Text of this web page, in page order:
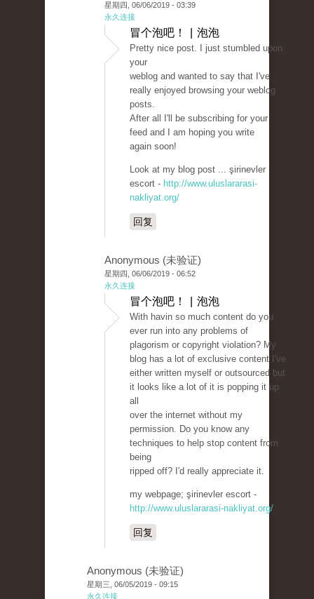
星期四, 06/06/2019 - 03:39
永久连接
冒个泡吧！ | 泡泡
Pretty nice post. I just stumbled upon
your
weblog and wanted to say that I've
really enjoyed browsing your weblog
posts.
After all I'll be subscribing for your
feed and I am hoping you write
again soon!
Look at my blog post ... şirinevler
escort - http://www.uluslararasi-
nakliyat.org/
回复
Anonymous (未验证)
星期四, 06/06/2019 - 06:52
永久连接
冒个泡吧！ | 泡泡
With havin so much content do you
ever run into any problems of
plagorism or copyright violation? My
blog has a lot of exclusive content I've
either written myself or outsourced but
it looks like a lot of it is popping it up
all
over the internet without my
permission. Do you know any
techniques to help stop content from
being
ripped off? I'd really appreciate it.
my webpage; şirinevler escort -
http://www.uluslararasi-nakliyat.org/
回复
Anonymous (未验证)
星期三, 06/05/2019 - 09:15
永久连接